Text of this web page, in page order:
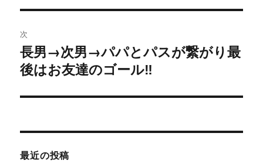
ビ
ゲ
ー
ン
稿:
次
次
の
稿:
長男→次男→パパとパスが繋がり最
後はお友達のゴール‼️
最近の投稿